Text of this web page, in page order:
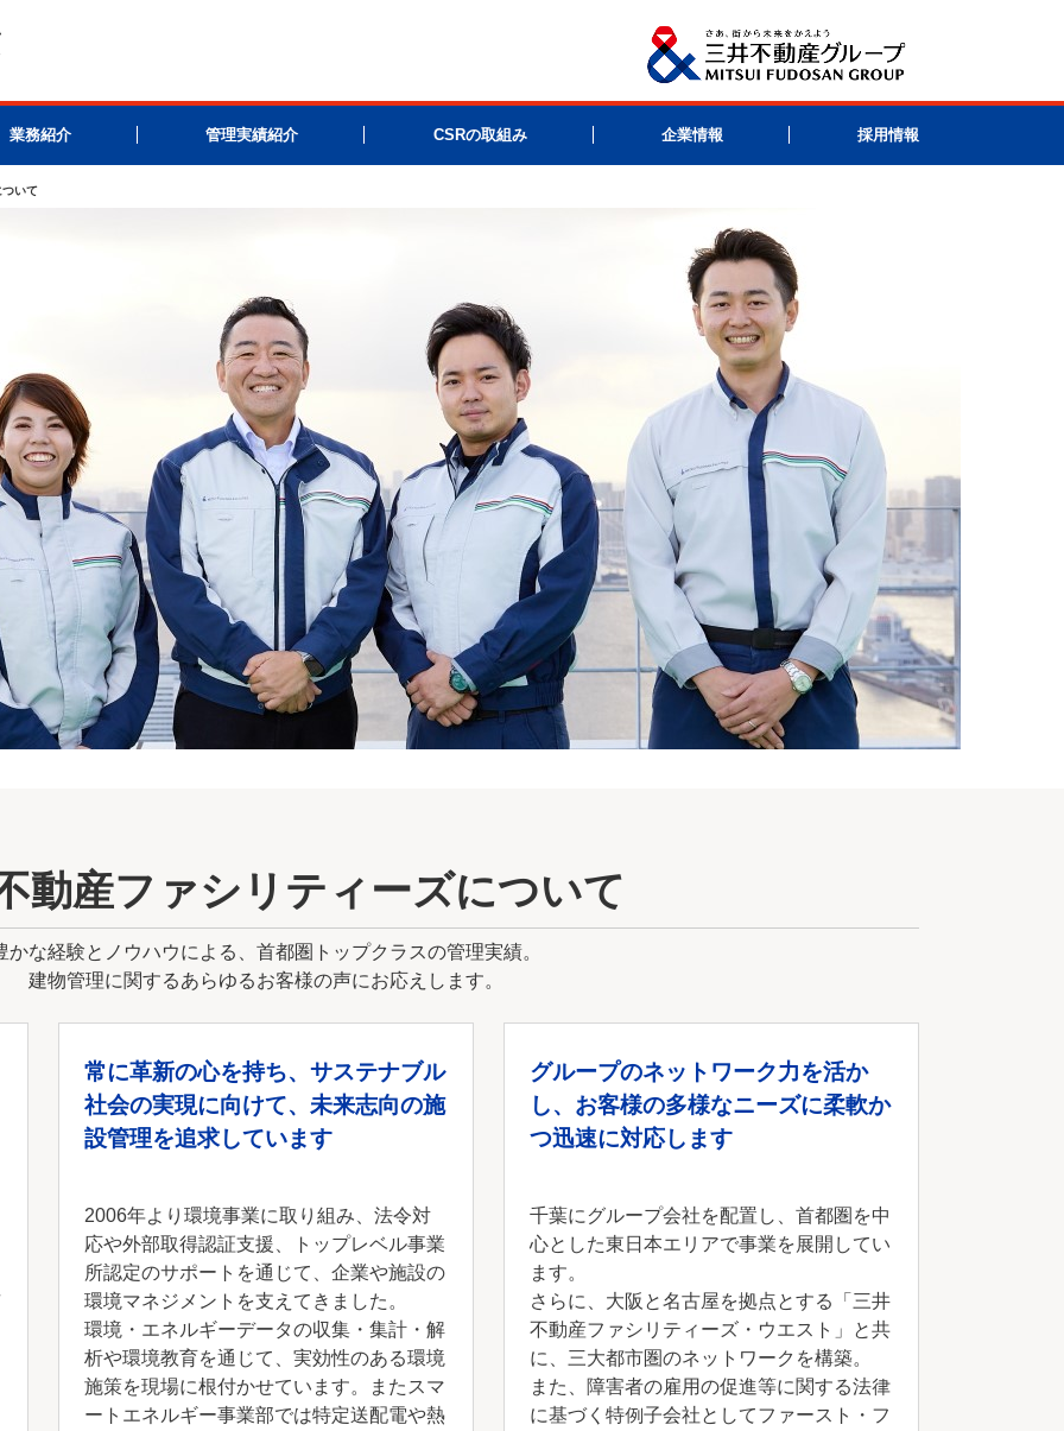
業務紹介 管理実績紹介 CSRの取組み 企業情報 採用情報
ついて
動産ファシリティーズについて
かな経験とノウハウによる、首都圏トップクラスの管理実績。
建物管理に関するあらゆるお客様の声にお応えします。
常に革新の心を持ち、サステナブル
社会の実現に向けて、未来志向の施
設管理を追求しています
2006年より環境事業に取り組み、法令対
応や外部取得認証支援、トップレベル事業
所認定のサポートを通じて、企業や施設の
環境マネジメントを支えてきました。
環境・エネルギーデータの収集・集計・解
析や環境教育を通じて、実効性のある環境
施策を現場に根付かせています。またスマ
ートエネルギー事業部では特定送配電や熱
グループのネットワーク力を活か
し、お客様の多様なニーズに柔軟か
つ迅速に対応します
千葉にグループ会社を配置し、首都圏を中
心とした東日本エリアで事業を展開してい
ます。
さらに、大阪と名古屋を拠点とする「三井
不動産ファシリティーズ・ウエスト」と共
に、三大都市圏のネットワークを構築。
また、障害者の雇用の促進等に関する法律
に基づく特例子会社としてファースト・フ